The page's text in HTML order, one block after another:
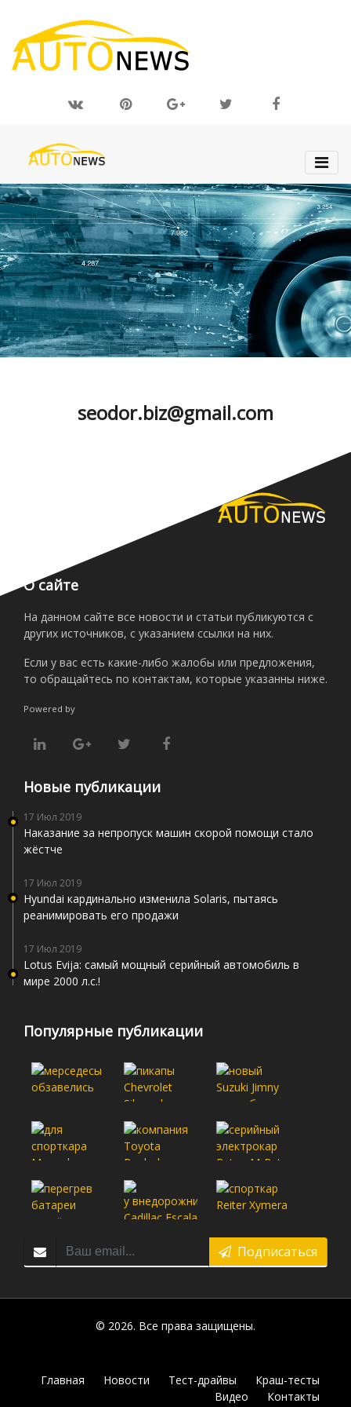
seodor.biz@gmail.com
О сайте
На данном сайте все новости и статьи публикуются с
других источников, с указанием ссылки на них.
Если у вас есть какие-либо жалобы или предложения,
то обращайтесь по контактам, которые указанны ниже.
Powered by
Новые публикации
17 Июл 2019
Наказание за непропуск машин скорой помощи стало
жёстче
17 Июл 2019
Hyundai кардинально изменила Solaris, пытаясь
реанимировать его продажи
17 Июл 2019
Lotus Evija: самый мощный серийный автомобиль в
мире 2000 л.с.!
Популярные публикации
Подписаться
© 2026. Все права защищены.
Главная Новости Тест-драйвы
Краш-тесты
Видео
Контакты